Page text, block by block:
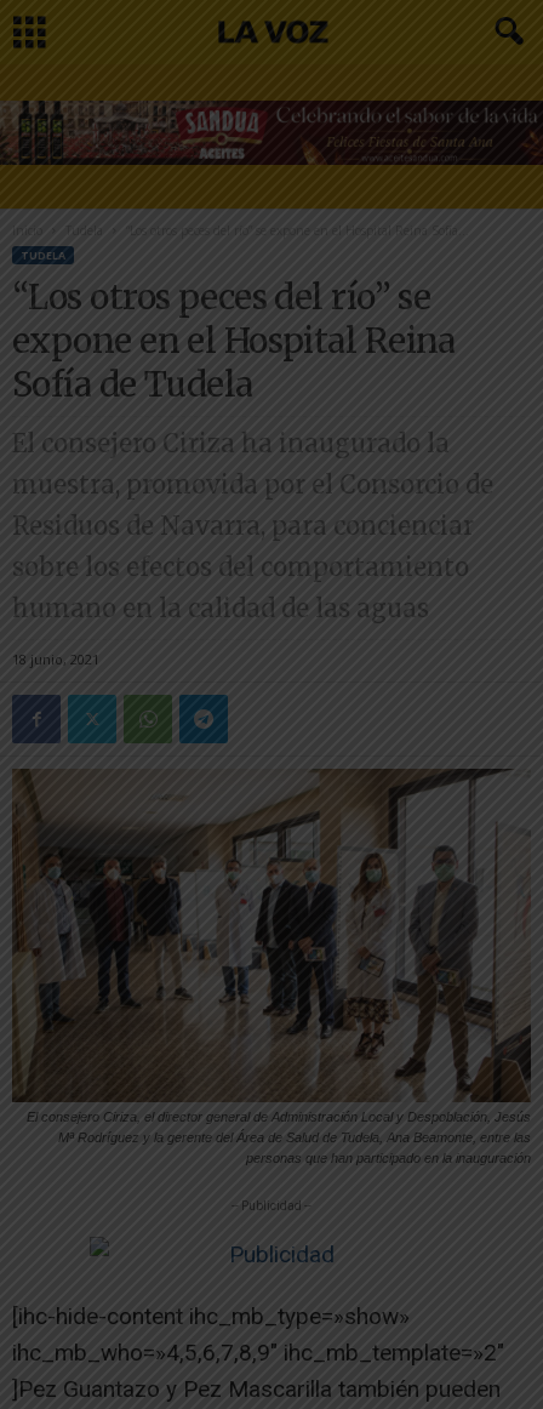
Inicio Tudela “Los otros peces del río” se expone en el Hospital Reina Sofía...
TUDELA
“Los otros peces del río” se
expone en el Hospital Reina
Sofía de Tudela
El consejero Ciriza ha inaugurado la
muestra, promovida por el Consorcio de
Residuos de Navarra, para concienciar
sobre los efectos del comportamiento
humano en la calidad de las aguas
18 junio, 2021
El consejero Ciriza, el director general de Administración Local y Despoblación, Jesús
Mª Rodríguez y la gerente del Área de Salud de Tudela, Ana Beamonte, entre las
personas que han participado en la inauguración
-- Publicidad --
[ihc-hide-content ihc_mb_type=»show»
ihc_mb_who=»4,5,6,7,8,9″ ihc_mb_template=»2″
]Pez Guantazo y Pez Mascarilla también pueden